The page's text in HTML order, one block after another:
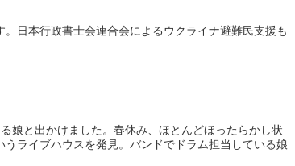
日本行政書士会連合会によるウクライナ避難民支援も
娘と出かけました。春休み、ほとんどほったらかし状
ライブハウスを発見。バンドでドラム担当している娘